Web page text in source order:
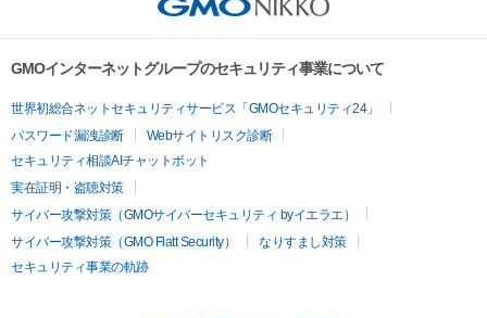
GMOインターネットグループのセキュリティ事業について
世界初総合ネットセキュリティサービス「GMOセキュリティ24」
パスワード漏洩診断
Webサイトリスク診断
セキュリティ相談AIチャットボット
実在証明・盗聴対策
サイバー攻撃対策（GMOサイバーセキュリティ byイエラエ）
サイバー攻撃対策（GMO Flatt Security）
なりすまし対策
セキュリティ事業の軌跡